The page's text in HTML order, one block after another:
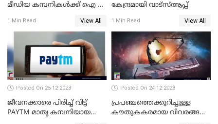
മീഡിയ കമ്പനികള്‍ക്ക് ഐ ടി
നിര്‍ദ്ദേശം
1 Min Read View All
കേന്ദ്രമായി വാട്സ്ആപ്പ്
1 Min Read View All
Posted On 25-12-2023
ജീവനക്കാരെ പിരിച്ച് വിട്ട്
PAYTM മാതൃ കമ്പനിയായ
Posted On 24-12-2023
പ്രപഞ്ചത്തെക്കുറിച്ചുള്ള
കൗതുകകരമായ വിവരങ്ങള്‍